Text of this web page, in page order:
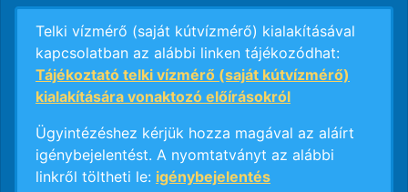
Telki vízmérő (saját kútvízmérő) kialakításával
kapcsolatban az alábbi linken tájékozódhat:
Tájékoztató telki vízmérő (saját kútvízmérő)
kialakítására vonaktozó előírásokról
Ügyintézéshez kérjük hozza magával az aláírt
igénybejelentést. A nyomtatványt az alábbi
linkről töltheti le: igénybejelentés